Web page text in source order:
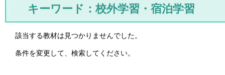
キーワード：校外学習・宿泊学習
該当する教材は見つかりませんでした。
条件を変更して、検索してください。